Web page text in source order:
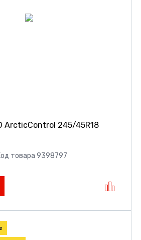
ArcticControl 245/45R18
товара 9398797